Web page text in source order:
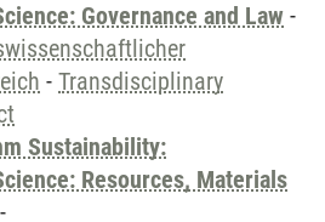
Governance and Law -
- Transdisciplinary
Sustainability:
Resources, Materials
-